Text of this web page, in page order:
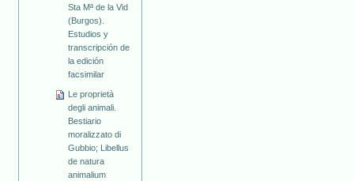
Sta Mª de la Vid
(Burgos).
Estudios y
transcripción de
la edición
facsimilar
Le proprietà
degli animali.
Bestiario
moralizzato di
Gubbio; Libellus
de natura
animalium